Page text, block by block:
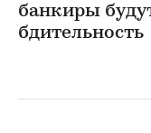
банкиры
бдительность